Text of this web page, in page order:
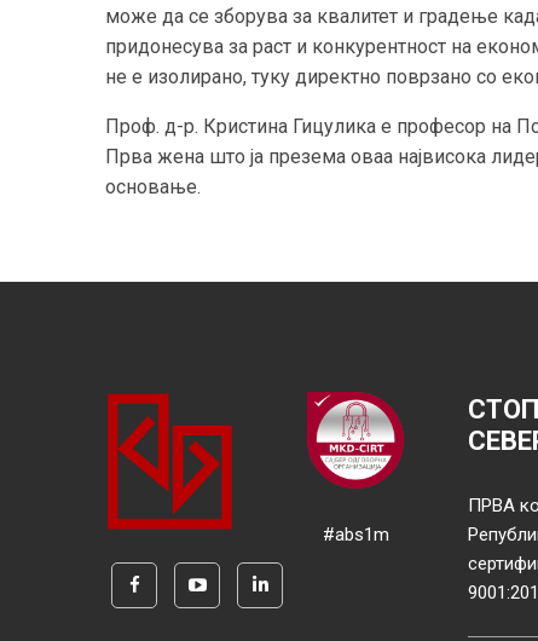
може да се зборува за квалитет и градење
придонесува за раст и конкурентност на
не е изолирано, туку директно поврзано со
Проф. д-р. Кристина Гицулика е професор на
Прва жена што ја презема оваа највисока
основање.
#abs1m
ПРВА